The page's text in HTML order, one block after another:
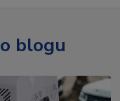
blogu